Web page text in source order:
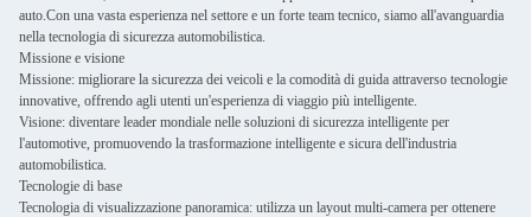
auto.Con una vasta esperienza nel settore e un forte team tecnico, siamo all'avanguardia
nella tecnologia di sicurezza automobilistica.
Missione e visione
Missione: migliorare la sicurezza dei veicoli e la comodità di guida attraverso tecnologie
innovative, offrendo agli utenti un'esperienza di viaggio più intelligente.
Visione: diventare leader mondiale nelle soluzioni di sicurezza intelligente per
l'automotive, promuovendo la trasformazione intelligente e sicura dell'industria
automobilistica.
Tecnologie di base
Tecnologia di visualizzazione panoramica: utilizza un layout multi-camera per ottenere